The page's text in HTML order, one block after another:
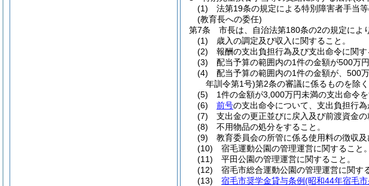
(1)
法第19条の規定による特別障害者手当
(教育長への委任)
第7条
市長は、自治法第180条の2の規定によ
(1)
歳入の調定及び収入に関すること。
(2)
報酬の支出負担行為及び支出命令に関す
(3)
配当予算の範囲内の1件の金額が500万
(4)
配当予算の範囲内の1件の金額が、500
年訓令第1号)第2条の審議に係るものを除
(5)
1件の金額が3,000万円未満の支出命令を
(6)
前号の支出命令について、支出負担行
(7)
支出金の更正並びに戻入及び前渡資金の
(8)
不用物品の処分をすること。
(9)
教育委員会の所管に係る使用料の徴収及
(10)
宿毛運動公園の管理運営に関すること。
(11)
平田公園の管理運営に関すること。
(12)
宿毛市総合運動公園の管理運営に関す
(13)
宿毛市奨学金貸与条例(昭和44年宿毛